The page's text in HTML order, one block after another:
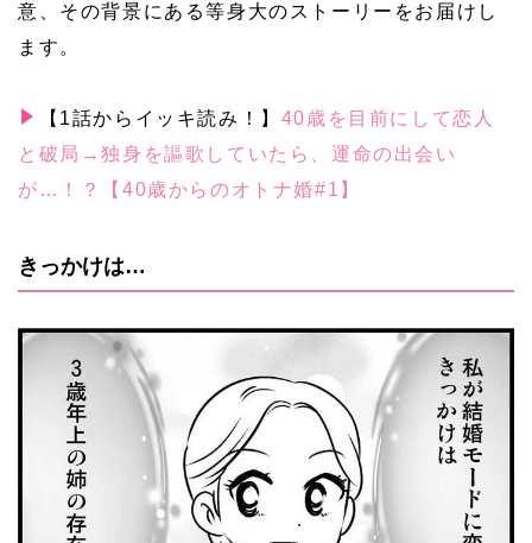
意、その背景にある等身大のストーリーをお届けし
ます。
【1話からイッキ読み！】 40歳を目前にして恋人
と破局→独身を謳歌していたら、運命の出会い
が…！？【40歳からのオトナ婚#1】
きっかけは…